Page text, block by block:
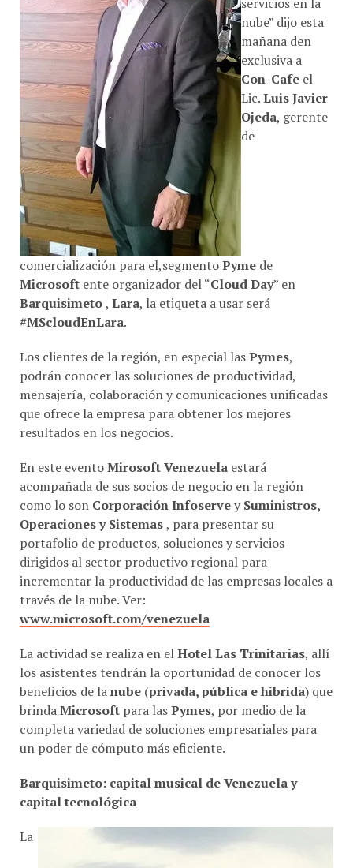
nube” dijo esta
mañana den
exclusiva a
Con-Cafe el
Lic.Luis Javier
Ojeda, gerente
de
comercialización para el,segmentoPyme de
Microsoft ente organizador del “Cloud Day” en
Barquisimeto, Lara, la etiqueta a usar será
#MScloudEnLara.
Los clientes de la región, en especial lasPymes,
podrán conocer las soluciones de productividad,
mensajería, colaboración y comunicaciones unificadas
que ofrece la empresa para obtener los mejores
resultados en los negocios.
En este eventoMirosoft Venezuela estará
acompañada de sus socios de negocio en la región
como lo son Corporación Infoservey Suministros,
Operaciones y Sistemas, para presentar su
portafolio de productos, soluciones y servicios
dirigidos al sector productivo regional para
incrementar la productividad de las empresas locales a
través de la nube. Ver:
www.microsoft.com/venezuela
La actividad se realiza en elHotel Las Trinitarias, allí
los asistentes tendrán la oportunidad de conocer los
beneficios de lanube (privada, pública e hibrida) que
brindaMicrosoft para lasPymes, por medio de la
completa variedad de soluciones empresariales para
un poder de cómputo más eficiente.
Barquisimeto: capital musical de Venezuela y
capital tecnológica
La